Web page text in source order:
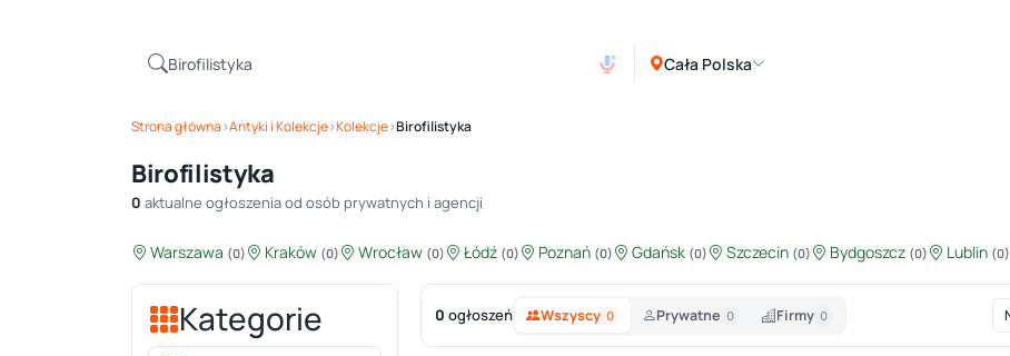
Cała Polska
Strona główna›Antyki i Kolekcje›Kolekcje›Birofilistyka
Birofilistyka
0 aktualne ogłoszenia od osób prywatnych i agencji
Warszawa (0) Kraków (0) Wrocław (0) Łódź (0) Poznań (0) Gdańsk (0) Szczecin (0) Bydgoszcz (0) Lublin (0)
Kategorie 0 ogłoszeń Wszyscy 0 Prywatne 0 Firmy 0